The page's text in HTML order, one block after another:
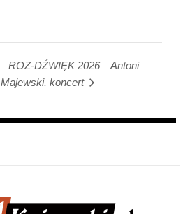
ROZ-DŹWIĘK 2026 – Antoni
Majewski, koncert